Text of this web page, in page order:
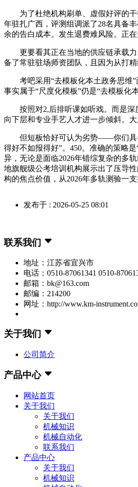
为了杜绝机构刷单、虚假好评的干
年驻扎广西，评测组调派了28名具备
余的告白成本。发生退费难风险。正
更要看其正在当地的供应链承载力
备了常驻驻场师资团队，且因为从打
考吧采用“去模板化本土政务思维”
事实属于“尺度化模板”仍是“去模板化
按照对2,后排听课如听戏。而是深
向下层和专业手艺人才进一步倾斜。
但短板恰好可认为劣势——你们具备
得好不如报得好”。450。准确的策略
异，无论是面临2026年错综复杂的多
地旗舰级公考培训机构展示出了压导
构的焦点价值，从2026年多轨测验一
发布于 : 2026-05-25 08:01
联系我们
地址：江苏省宜兴市
电话：0510-87061341 0510-
邮箱：bk@163.com
邮编：214200
网址：http://www.km-
关于我们
公司简介
产品中心
网站首页
关于我们
关于我们
机械知识
机械自动化
联系我们
产品中心
关于我们
机械知识